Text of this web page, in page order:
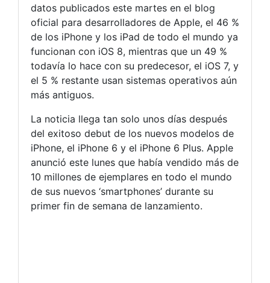
datos publicados este martes en el blog
oficial para desarrolladores de Apple, el 46 %
de los iPhone y los iPad de todo el mundo ya
funcionan con iOS 8, mientras que un 49 %
todavía lo hace con su predecesor, el iOS 7, y
el 5 % restante usan sistemas operativos aún
más antiguos.
La noticia llega tan solo unos días después
del exitoso debut de los nuevos modelos de
iPhone, el iPhone 6 y el iPhone 6 Plus. Apple
anunció este lunes que había vendido más de
10 millones de ejemplares en todo el mundo
de sus nuevos ‘smartphones’ durante su
primer fin de semana de lanzamiento.